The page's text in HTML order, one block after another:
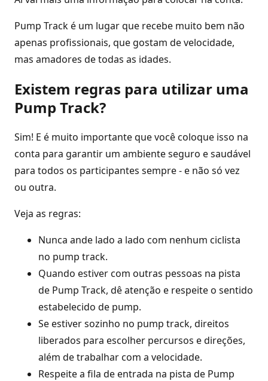
Pump Track é um lugar que recebe muito bem não
apenas profissionais, que gostam de velocidade,
mas amadores de todas as idades.
Existem regras para utilizar uma
Pump Track?
Sim! E é muito importante que você coloque isso na
conta para garantir um ambiente seguro e saudável
para todos os participantes sempre - e não só vez
ou outra.
Veja as regras:
Nunca ande lado a lado com nenhum ciclista
no pump track.
Quando estiver com outras pessoas na pista
de Pump Track, dê atenção e respeite o sentido
estabelecido de pump.
Se estiver sozinho no pump track, direitos
liberados para escolher percursos e direções,
além de trabalhar com a velocidade.
Respeite a fila de entrada na pista de Pump